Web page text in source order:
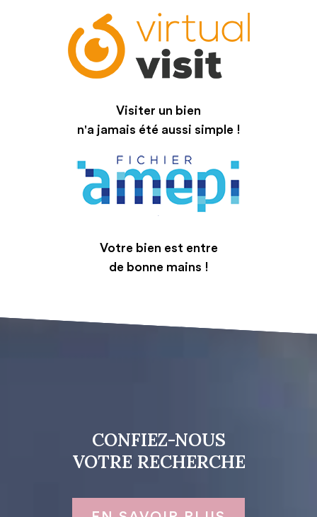
Visiter un bien
n'a jamais été aussi simple !
Votre bien est entre
de bonne mains !
CONFIEZ-NOUS
VOTRE RECHERCHE